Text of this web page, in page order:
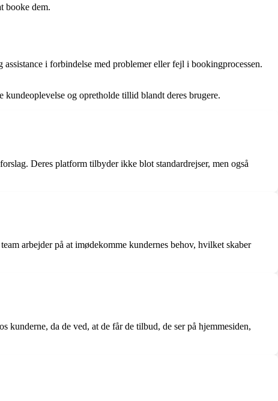
booke dem.
i forbindelse med problemer eller fejl i bookingprocessen.
og opretholde tillid blandt deres brugere.
Deres platform tilbyder ikke blot standardrejser, men også
arbejder på at imødekomme kundernes behov, hvilket skaber
kunderne, da de ved, at de får de tilbud, de ser på hjemmesiden,